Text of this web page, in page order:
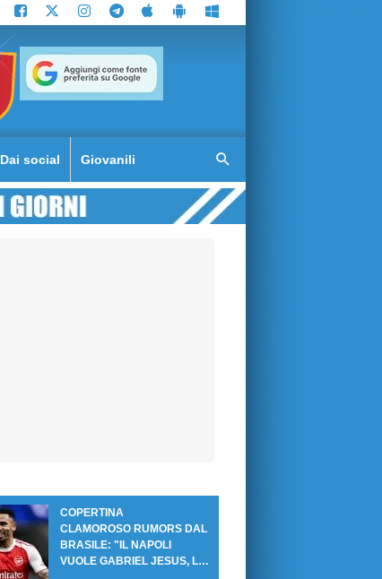
Dai social Giovanili
COPERTINA
CLAMOROSO RUMORS DAL
BRASILE: "IL NAPOLI
VUOLE GABRIEL JESUS, LE